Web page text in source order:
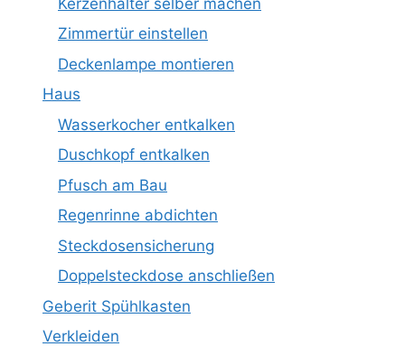
Zimmertür einstellen
Deckenlampe montieren
Haus
Wasserkocher entkalken
Duschkopf entkalken
Pfusch am Bau
Regenrinne abdichten
Steckdosensicherung
Doppelsteckdose anschließen
Geberit Spühlkasten
Verkleiden